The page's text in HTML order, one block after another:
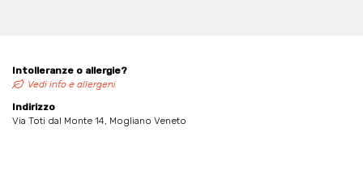
Intolleranze o allergie?
Vedi info e allergeni
Indirizzo
Via Toti dal Monte 14, Mogliano Veneto